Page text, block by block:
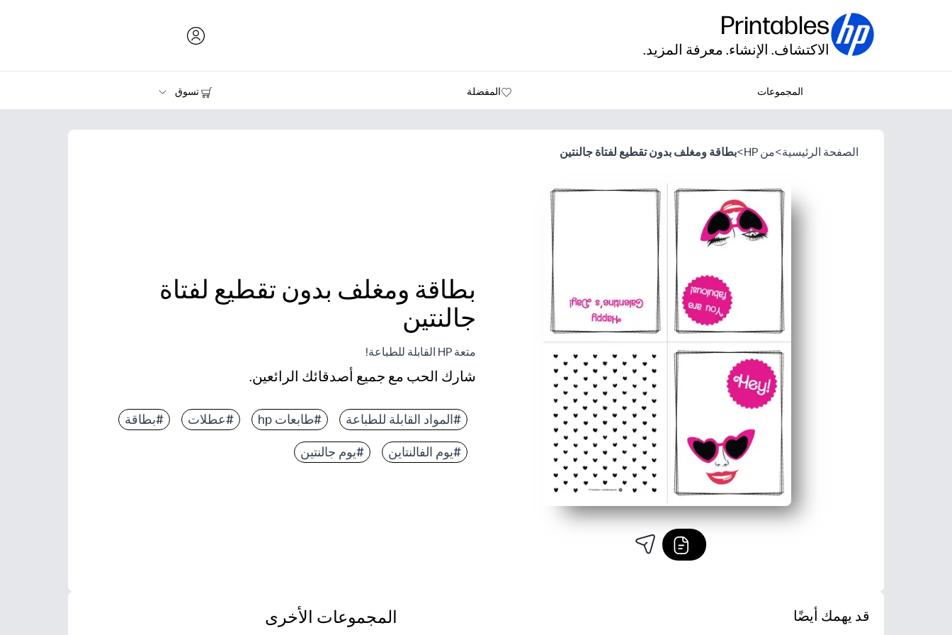
Printables
الاكتشاف. الإنشاء. معرفة المزيد.
المجموعات المفضلة
تسوق
الطابعات
الصفحة الرئيسية>من HP >بطاقة ومغلف بدون تقطيع لفتاة جالنتين
بطاقة ومغلف بدون تقطيع لفتاة
جالنتين
متعة HP القابلة للطباعة!
شارك الحب مع جميع أصدقائك الرائعين.
#المواد القابلة للطباعة #طابعات hp #عطلات #بطاقة
#يوم الفالنتاين #يوم جالنتين
قد يهمك أيضًا المجموعات الأخرى